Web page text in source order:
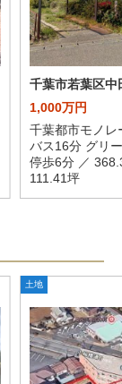
千葉市若葉区中
1,000万円
千葉都市モノレ
バス16分 グリ
停歩6分 ／
111.41坪
土地